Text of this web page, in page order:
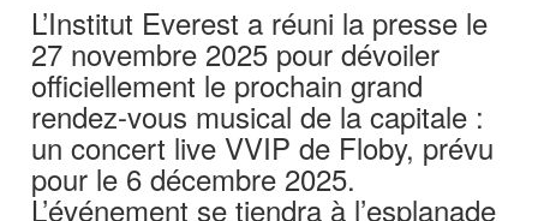
L’Institut Everest a réuni la presse le
27 novembre 2025 pour dévoiler
officiellement le prochain grand
rendez-vous musical de la capitale :
un concert live VVIP de Floby, prévu
pour le 6 décembre 2025.
L’événement se tiendra à l’esplanade